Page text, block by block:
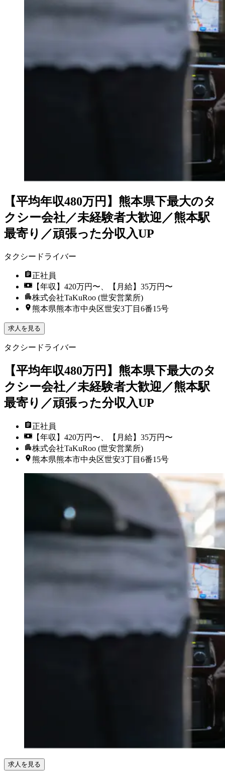
【平均年収480万円】熊本県下最大のタ
クシー会社／未経験者大歓迎／熊本駅
最寄り／頑張った分収入UP
タクシードライバー
正社員
【年収】420万円〜、【月給】35万円〜
株式会社TaKuRoo (世安営業所)
熊本県熊本市中央区世安3丁目6番15号
求人を見る
タクシードライバー
【平均年収480万円】熊本県下最大のタ
クシー会社／未経験者大歓迎／熊本駅
最寄り／頑張った分収入UP
正社員
【年収】420万円〜、【月給】35万円〜
株式会社TaKuRoo (世安営業所)
熊本県熊本市中央区世安3丁目6番15号
求人を見る